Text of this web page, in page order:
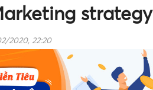
strategy
2020, 22:20